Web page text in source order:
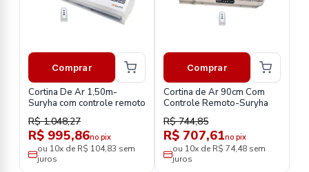
Comprar
Cortina De Ar 1,50m-
Suryha com controle remoto
R$ 1.048,27
R$ 995,86no pix
ou 10x de R$ 104,83 sem
juros
Comprar
Cortina de Ar 90cm Com
Controle Remoto-Suryha
R$ 744,85
R$ 707,61no pix
ou 10x de R$ 74,48 sem
juros